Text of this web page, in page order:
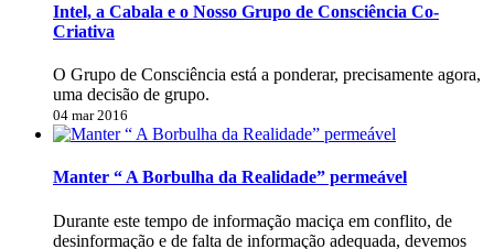
Intel, a Cabala e o Nosso Grupo de Consciência Co-
Criativa
O Grupo de Consciência está a ponderar, precisamente agora,
uma decisão de grupo.
04 mar 2016
Manter “ A Borbulha da Realidade” permeável
Durante este tempo de informação maciça em conflito, de
desinformação e de falta de informação adequada, devemos